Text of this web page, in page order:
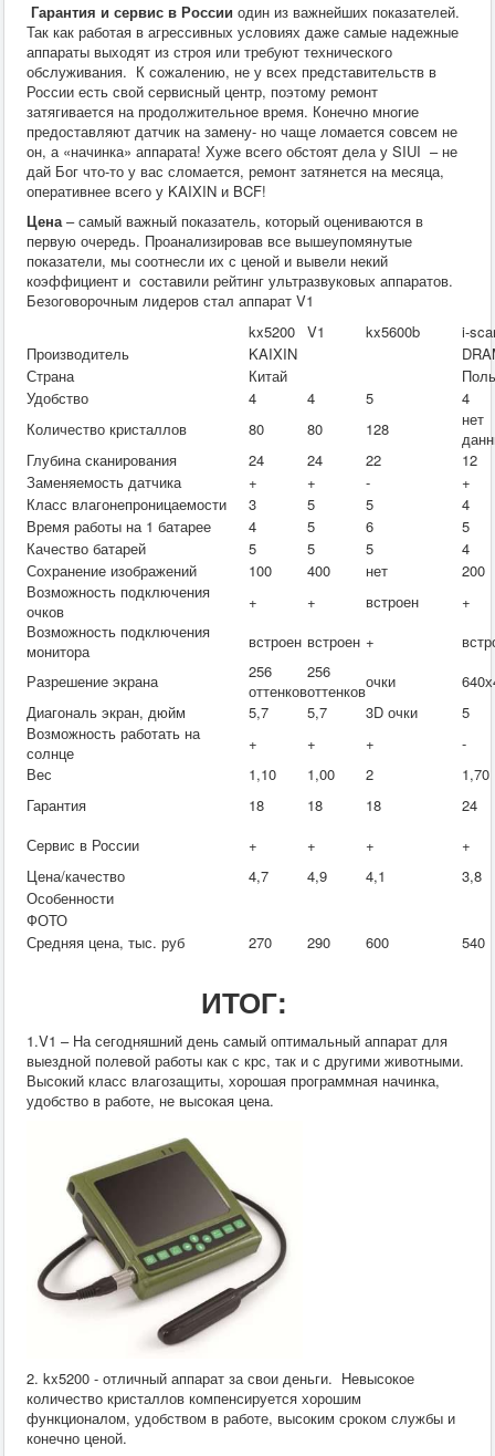
Гарантия и сервис в России один из важнейших показателей.
Так как работая в агрессивных условиях даже самые надежные
аппараты выходят из строя или требуют технического
обслуживания. К сожалению, не у всех представительств в
России есть свой сервисный центр, поэтому ремонт
затягивается на продолжительное время. Конечно многие
предоставляют датчик на замену- но чаще ломается совсем не
он, а «начинка» аппарата! Хуже всего обстоят дела у SIUI – не
дай Бог что-то у вас сломается, ремонт затянется на месяца,
оперативнее всего у KAIXIN и BCF!
Цена– самый важный показатель, который оцениваются в
первую очередь. Проанализировав все вышеупомянутые
показатели, мы соотнесли их с ценой и вывели некий
коэффициент и составили рейтинг ультразвуковых аппаратов.
Безоговорочным лидеров стал аппарат V1
kx5200 V1 kx5600b
i-
Производитель
KAIXIN
Страна
Китай
Удобство
4 4 5
4
Количество кристаллов
80 80 128
нет
Глубина сканирования
24 24 22
12
Заменяемость датчика
+ + -
+
Класс влагонепроницаемости
3 5 5
4
Время работы на 1 батарее
4 5 6
5
Качество батарей
5 5 5
4
Сохранение изображений
100 400 нет
200
Возможность подключения
очков
+ + встроен
+
Возможность подключения
монитора
встроен встроен +
Разрешение экрана
256
оттенков
256
оттенковочки
Диагональ экран, дюйм
5,7 5,7 3D очки
5
Возможность работать на
солнце
+ + +
-
Вес
1,10 1,00 2
1,70
Гарантия
18 18 18
24
Сервис в России
+ + +
+
Цена/качество
4,7 4,9 4,1
3,8
Особенности
ФОТО
Средняя цена, тыс. руб
270 290 600 540
ИТОГ:
1.V1 – На сегодняшний день самый оптимальный аппарат для
выездной полевой работы как с крс, так и с другими животными.
Высокий класс влагозащиты, хорошая программная начинка,
удобство в работе, не высокая цена.
2. kx5200 - отличный аппарат за свои деньги. Невысокое
количество кристаллов компенсируется хорошим
функционалом, удобством в работе, высоким сроком службы и
конечно ценой.